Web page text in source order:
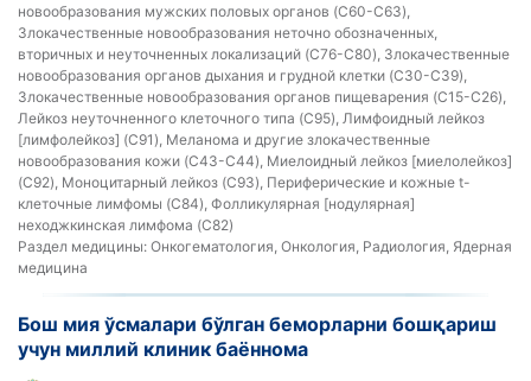
новообразования мужских половых органов (C60-C63),
Злокачественные новообразования неточно обозначенных,
вторичных и неуточненных локализаций (C76-C80), Злокачественные
новообразования органов дыхания и грудной клетки (C30-C39),
Злокачественные новообразования органов пищеварения (C15-C26),
Лейкоз неуточненного клеточного типа (C95), Лимфоидный лейкоз
[лимфолейкоз] (C91), Меланома и другие злокачественные
новообразования кожи (C43-C44), Миелоидный лейкоз [миелолейкоз]
(C92), Моноцитарный лейкоз (C93), Периферические и кожные t-
клеточные лимфомы (C84), Фолликулярная [нодулярная]
неходжкинская лимфома (C82)
Раздел медицины: Онкогематология, Онкология, Радиология, Ядерная
медицина
Бош мия ўсмалари бўлган беморларни бошқариш
учун миллий клиник баённома